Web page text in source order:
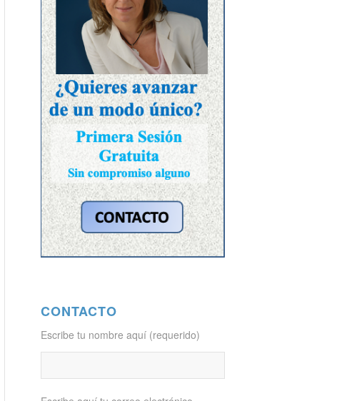
CONTACTO
Escribe tu nombre aquí (requerido)